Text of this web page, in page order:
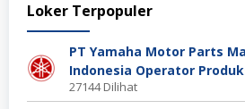
Loker Terpopuler
PT Yamaha Motor Parts
Indonesia Operator
27144 Dilihat